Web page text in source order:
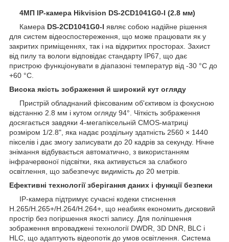
4МП IP-камера Hikvision DS-2CD1041G0-I (2.8 мм)
Камера DS-2CD1041G0-I являє собою надійне рішення
для систем відеоспостереження, що може працювати як у
закритих приміщеннях, так і на відкритих просторах. Захист
від пилу та вологи відповідає стандарту IP67, що дає
пристрою функціонувати в діапазоні температур від -30 °C до
+60 °C.
Висока якість зображення й широкий кут огляду
Пристрій обладнаний фіксованим об'єктивом із фокусною
відстанню 2.8 мм і кутом огляду 94°. Чіткість зображення
досягається завдяки 4-мегапіксельній CMOS-матриці
розміром 1/2.8", яка надає роздільну здатність 2560 × 1440
пікселів і дає змогу записувати до 20 кадрів за секунду. Нічне
знімання відбувається автоматично, з використанням
інфрачервоної підсвітки, яка активується за слабкого
освітлення, що забезпечує видимість до 20 метрів.
Ефективні технології зберігання даних і функції безпеки
IP-камера підтримує сучасні кодеки стиснення
H.265/H.265+/H.264/H.264+, що неабияк економить дисковий
простір без погіршення якості запису. Для поліпшення
зображення впроваджені технології DWDR, 3D DNR, BLC і
HLC, що адаптують відеопотік до умов освітлення. Система